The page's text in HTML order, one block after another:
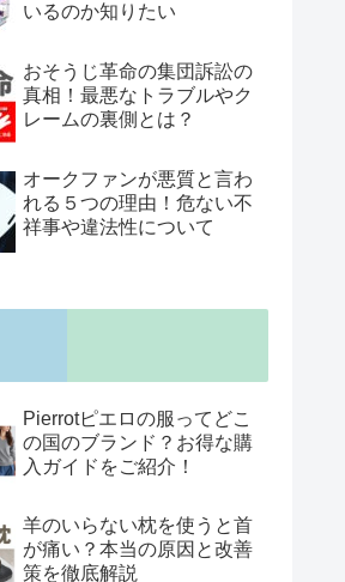
いるのか知りたい
おそうじ革命の集団訴訟の
真相！最悪なトラブルやク
レームの裏側とは？
オークファンが悪質と言わ
れる５つの理由！危ない不
祥事や違法性について
Pierrotピエロの服ってどこ
の国のブランド？お得な購
入ガイドをご紹介！
羊のいらない枕を使うと首
が痛い？本当の原因と改善
策を徹底解説